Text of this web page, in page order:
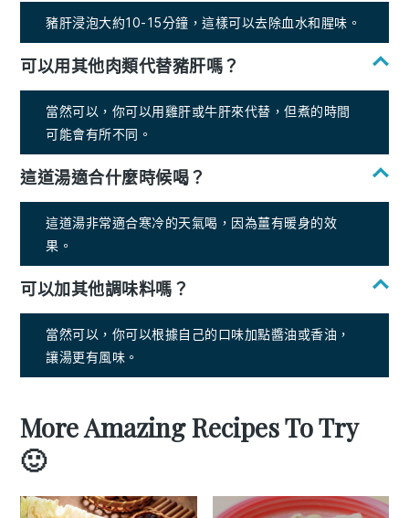
豬肝浸泡大約10-15分鐘，這樣可以去除血水和腥味。
可以用其他肉類代替豬肝嗎？
當然可以，你可以用雞肝或牛肝來代替，但煮的時間
可能會有所不同。
這道湯適合什麼時候喝？
這道湯非常適合寒冷的天氣喝，因為薑有暖身的效
果。
可以加其他調味料嗎？
當然可以，你可以根據自己的口味加點醬油或香油，
讓湯更有風味。
More Amazing Recipes To Try
🙂